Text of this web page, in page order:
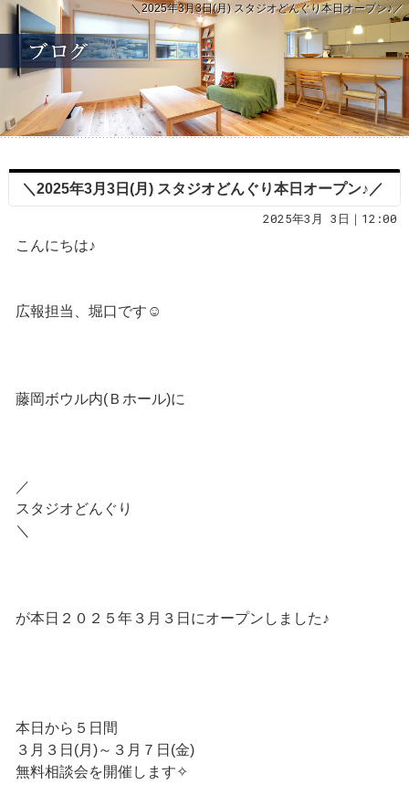
＼2025年3月3日(月) スタジオどんぐり本日オープン♪／
＼2025年3月3日(月) スタジオどんぐり本日オープン♪／
2025年3月 3日｜12:00
こんにちは♪
広報担当、堀口です☺︎
藤岡ボウル内(Ｂホール)に
／
スタジオどんぐり
＼
が本日２０２５年３月３日にオープンしました♪
本日から５日間
３月３日(月)～３月７日(金)
無料相談会を開催します✧